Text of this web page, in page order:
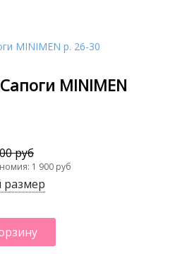
MINIMEN
руб
1 900 руб
размер